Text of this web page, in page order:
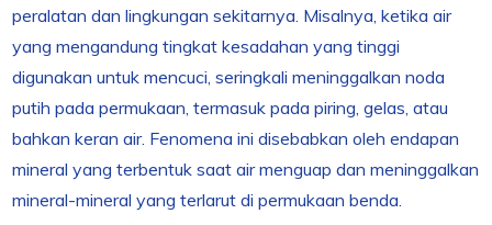
peralatan dan lingkungan sekitarnya. Misalnya, ketika air
yang mengandung tingkat kesadahan yang tinggi
digunakan untuk mencuci, seringkali meninggalkan noda
putih pada permukaan, termasuk pada piring, gelas, atau
bahkan keran air. Fenomena ini disebabkan oleh endapan
mineral yang terbentuk saat air menguap dan meninggalkan
mineral-mineral yang terlarut di permukaan benda.